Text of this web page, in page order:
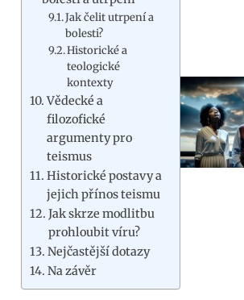
Jak čelit utrpení a
bolesti?
Historické a
teologické
kontexty
Vědecké a
filozofické
argumenty pro
teismus
Historické postavy a
jejich přínos teismu
Jak skrze modlitbu
prohloubit víru?
Nejčastější dotazy
Na závěr